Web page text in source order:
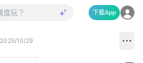
下載App
2025/10/29